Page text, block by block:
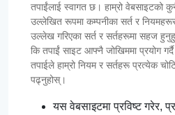
तपाईंलाई स्वागत छ। हाम्रो वेबसाइटको
उल्लेखित रूपमा कम्पनीका सर्त र
उल्लेख गरिएका सर्त र सर्तहरूमा सहज
कि तपाईं साइट आफ्नै जोखिममा प्रयोग
तपाईले हाम्रो नियम र सर्तहरू प्रत्येक
पढ्नुहोस्।
यस वेबसाइटमा प्रविष्ट गरेर,